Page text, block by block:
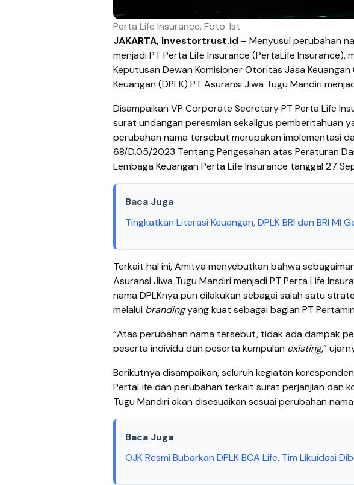
Perta Life Insurance. Foto: Ist
JAKARTA, Investortrust.id – Menyusul perubahan
menjadi PT Perta Life Insurance (PertaLife Insurance),
Keputusan Dewan Komisioner Otoritas Jasa Keuangan
Keuangan (DPLK) PT Asuransi Jiwa Tugu Mandiri
Disampaikan VP Corporate Secretary PT Perta Life
surat undangan peresmian sekaligus pemberitahuan
perubahan nama tersebut merupakan implementasi
68/D.05/2023 Tentang Pengesahan atas Peraturan
Lembaga Keuangan Perta Life Insurance tanggal 27
Baca Juga
Tingkatkan Literasi Keuangan, DPLK BRI dan BRI MI
Terkait hal ini, Amitya menyebutkan bahwa
Asuransi Jiwa Tugu Mandiri menjadi PT Perta Life
nama DPLKnya pun dilakukan sebagai salah satu
melalui brandingyang kuat sebagai bagian PT
“Atas perubahan nama tersebut, tidak ada dampak
peserta individu dan peserta kumpulan existing,”
Berikutnya disampaikan, seluruh kegiatan
PertaLife dan perubahan terkait surat perjanjian dan
Tugu Mandiri akan disesuaikan sesuai perubahan nama
Baca Juga
OJK Resmi Bubarkan DPLK BCA Life, Tim Likuidasi